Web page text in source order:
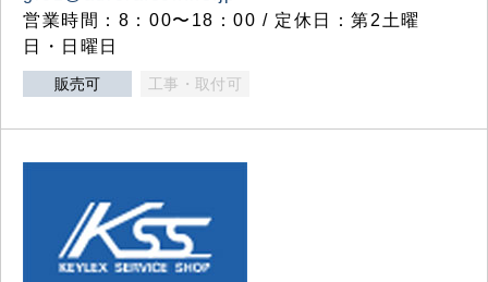
営業時間：8：00〜18：00 / 定休日：第2土曜
日・日曜日
販売可 工事・取付可